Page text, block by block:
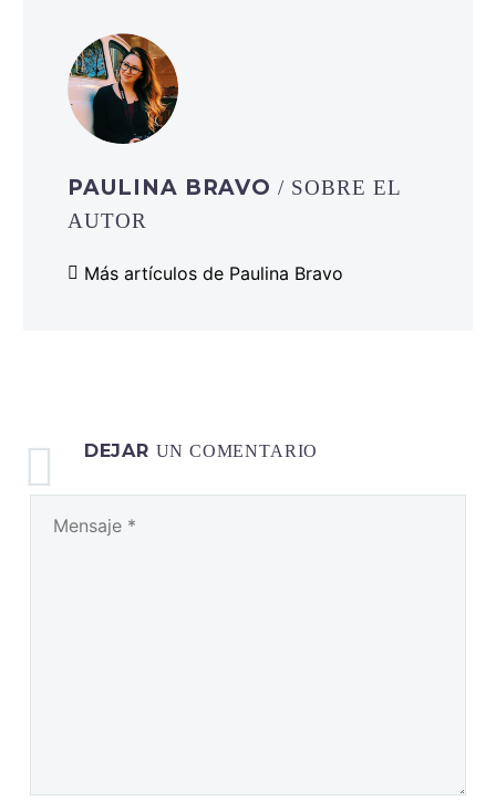
PAULINA BRAVO/ SOBRE EL
AUTOR
Más artículos de Paulina Bravo
DEJAR UN COMENTARIO